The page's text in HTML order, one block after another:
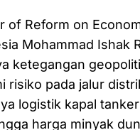
of Reform on
Mohammad Ishak
ketegangan
risiko pada jalur
logistik kapal tanker
harga minyak